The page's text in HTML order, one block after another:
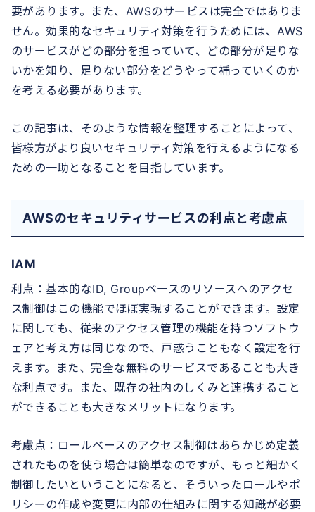
要があります。また、AWSのサービスは完全ではありま
せん。効果的なセキュリティ対策を行うためには、AWS
のサービスがどの部分を担っていて、どの部分が足りな
いかを知り、足りない部分をどうやって補っていくのか
を考える必要があります。
この記事は、そのような情報を整理することによって、
皆様方がより良いセキュリティ対策を行えるようになる
ための一助となることを目指しています。
AWSのセキュリティサービスの利点と考慮点
IAM
利点：基本的なID, Groupベースのリソースへのアクセ
ス制御はこの機能でほぼ実現することができます。設定
に関しても、従来のアクセス管理の機能を持つソフトウ
ェアと考え方は同じなので、戸惑うこともなく設定を行
えます。また、完全な無料のサービスであることも大き
な利点です。また、既存の社内のしくみと連携すること
ができることも大きなメリットになります。
考慮点：ロールベースのアクセス制御はあらかじめ定義
されたものを使う場合は簡単なのですが、もっと細かく
制御したいということになると、そういったロールやポ
リシーの作成や変更に内部の仕組みに関する知識が必要